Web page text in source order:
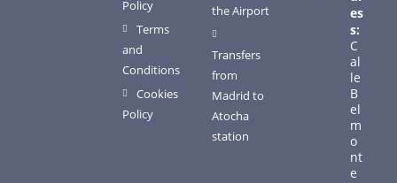
Policy
Terms
and
Conditions
Cookies
Policy
the Airport
Transfers
from
Madrid to
Atocha
station
es
s:
C
al
le
B
el
m
o
nt
e